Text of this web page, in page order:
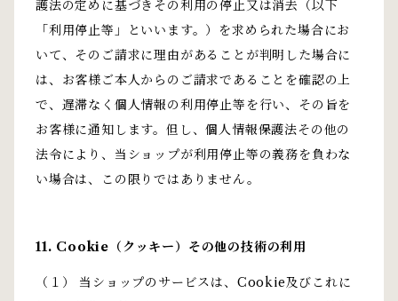
護法の定めに基づきその利用の停止又は消去（以下
「利用停止等」といいます。）を求められた場合にお
いて、そのご請求に理由があることが判明した場合に
は、お客様ご本人からのご請求であることを確認の上
で、遅滞なく個人情報の利用停止等を行い、その旨を
お客様に通知します。但し、個人情報保護法その他の
法令により、当ショップが利用停止等の義務を負わな
い場合は、この限りではありません。
11. Cookie（クッキー）その他の技術の利用
（１） 当ショップのサービスは、Cookie及びこれに